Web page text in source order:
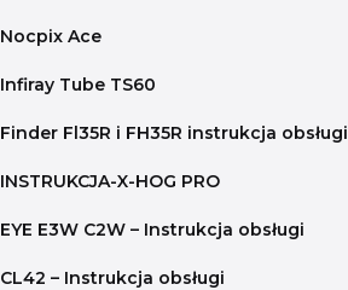
Nocpix Ace
Infiray Tube TS60
Finder Fl35R i FH35R instrukcja obsługi
INSTRUKCJA-X-HOG PRO
EYE E3W C2W – Instrukcja obsługi
CL42 – Instrukcja obsługi